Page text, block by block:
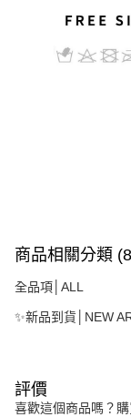
商品相關分類
全品項│ALL
✨新品到貨│NEW
評價
喜歡這個商品嗎？